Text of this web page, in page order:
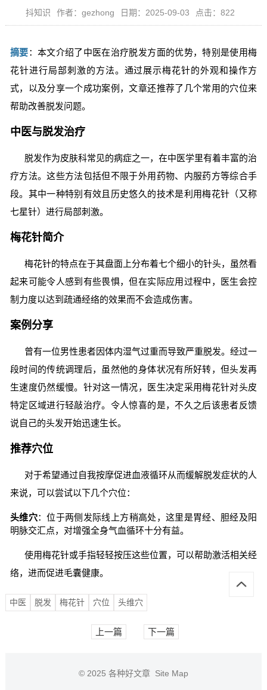
抖知识 作者：gezhong 日期：2025-09-03 点击：822
摘要：本文介绍了中医在治疗脱发方面的优势，特别是使用梅
花针进行局部刺激的方法。通过展示梅花针的外观和操作方
式，以及分享一个成功案例，文章还推荐了几个常用的穴位来
帮助改善脱发问题。
中医与脱发治疗
脱发作为皮肤科常见的病症之一，在中医学里有着丰富的治
疗方法。这些方法包括但不限于外用药物、内服药方等综合手
段。其中一种特别有效且历史悠久的技术是利用梅花针（又称
七星针）进行局部刺激。
梅花针简介
梅花针的特点在于其盘面上分布着七个细小的针头，虽然看
起来可能令人感到有些畏惧，但在实际应用过程中，医生会控
制力度以达到疏通经络的效果而不会造成伤害。
案例分享
曾有一位男性患者因体内湿气过重而导致严重脱发。经过一
段时间的传统调理后，虽然他的身体状况有所好转，但头发再
生速度仍然缓慢。针对这一情况，医生决定采用梅花针对头皮
特定区域进行轻敲治疗。令人惊喜的是，不久之后该患者反馈
说自己的头发开始迅速生长。
推荐穴位
对于希望通过自我按摩促进血液循环从而缓解脱发症状的人
来说，可以尝试以下几个穴位：
头维穴：位于两侧发际线上方稍高处，这里是胃经、胆经及阳
明脉交汇点，对增强全身气血循环十分有益。
使用梅花针或手指轻轻按压这些位置，可以帮助激活相关经
络，进而促进毛囊健康。
中医 脱发 梅花针 穴位 头维穴
上一篇 下一篇
© 2025 各种好文章 Site Map